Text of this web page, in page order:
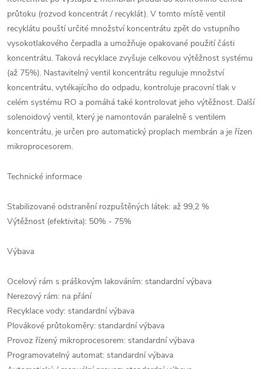
průtoku (rozvod koncentrát / recyklát). V tomto místě ventil
recyklátu pouští určité množství koncentrátu zpět do vstupního
vysokotlakového čerpadla a umožňuje opakované použití části
koncentrátu. Taková recyklace zvyšuje celkovou výtěžnost systému
(až 75%). Nastavitelný ventil koncentrátu reguluje množství
koncentrátu, vytékajícího do odpadu, kontroluje pracovní tlak v
celém systému RO a pomáhá také kontrolovat jeho výtěžnost. Další
solenoidový ventil, který je namontován paralelně s ventilem
koncentrátu, je určen pro automatický proplach membrán a je řízen
mikroprocesorem.
Technické informace
Stabilizované odstranění rozpuštěných látek: až 99,2 %
Výtěžnost (efektivita): 50% - 75%
Výbava
Ocelový rám s práškovým lakováním: standardní výbava
Nerezový rám: na přání
Recyklace vody: standardní výbava
Plovákové průtokoměry: standardní výbava
Provoz řízený mikroprocesorem: standardní výbava
Programovatelný automat: standardní výbava